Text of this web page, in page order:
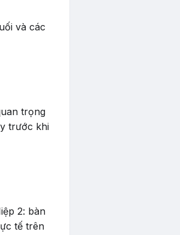
và các
trọng
trước khi
2: bàn
tế trên